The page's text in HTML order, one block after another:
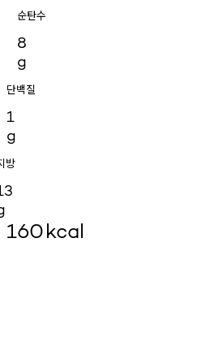
순탄수
8
g
단백질
1
g
방
160kcal